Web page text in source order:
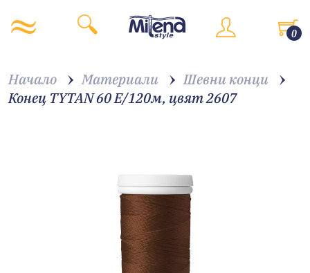
0
Начало Материали
Шевни конци
Конец TYTAN 60 E/120м, цвят 2607